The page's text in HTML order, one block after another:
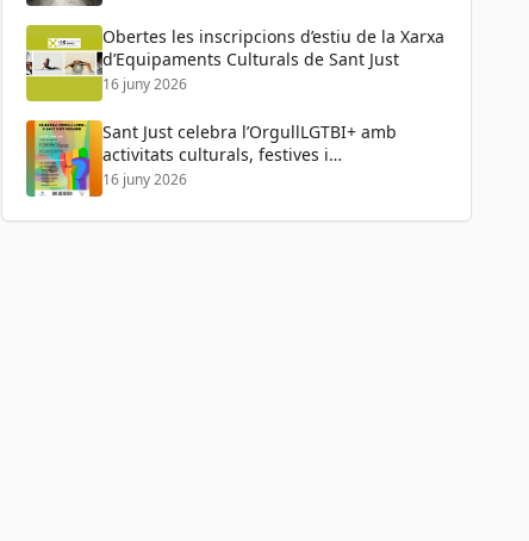
Obertes les inscripcions d’estiu de la Xarxa
d’Equipaments Culturals de Sant Just
16 juny 2026
Sant Just celebra l’OrgullLGTBI+ amb
activitats culturals, festives i
reivindicatives
16 juny 2026